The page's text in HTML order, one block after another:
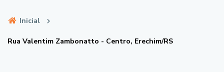
Inicial
Rua Valentim Zambonatto - Centro, Erechim/RS